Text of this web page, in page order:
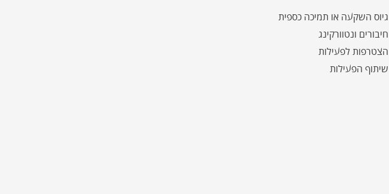
גיוס השקעה או תמיכה כספית
חיבורים ונטוורקינג
הצטרפות לפעילות
שיתוף הפעילות